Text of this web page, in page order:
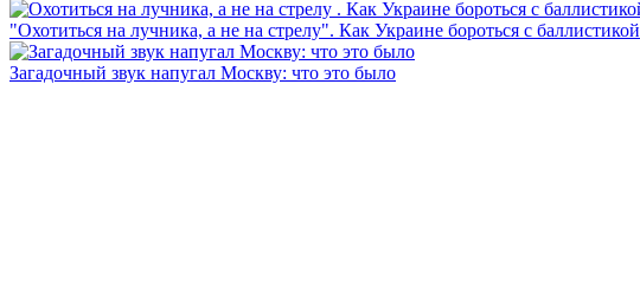
"Охотиться на лучника, а не на стрелу". Как Украине бороться с баллистикой
Загадочный звук напугал Москву: что это было